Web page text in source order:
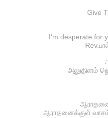
Give
I'm desperate for
அனுதினம்
ஆராதனை
ஆராதனைக்குள் வாசம்